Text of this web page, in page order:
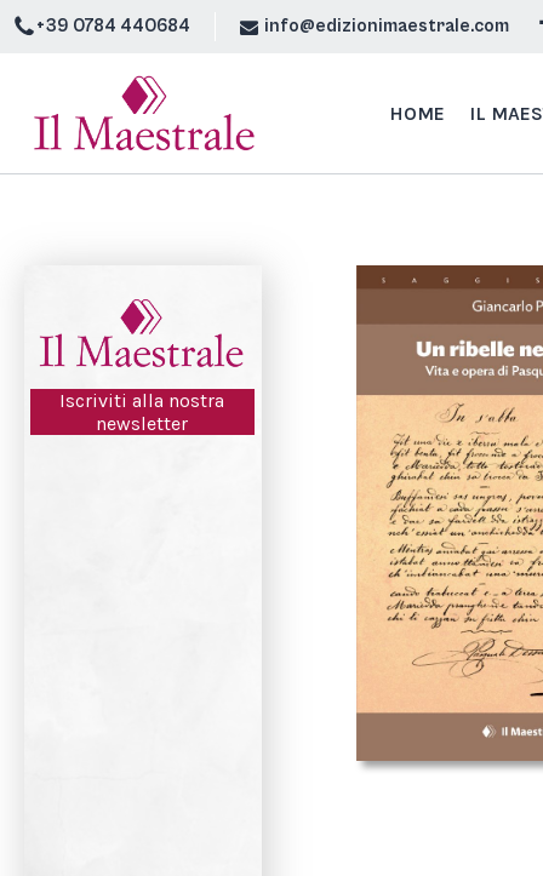
+39 0784 440684 info@edizionimaestrale.com
HOME IL
Iscriviti alla nostra
newsletter